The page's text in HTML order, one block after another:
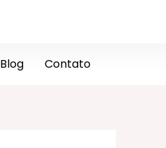
Blog Contato